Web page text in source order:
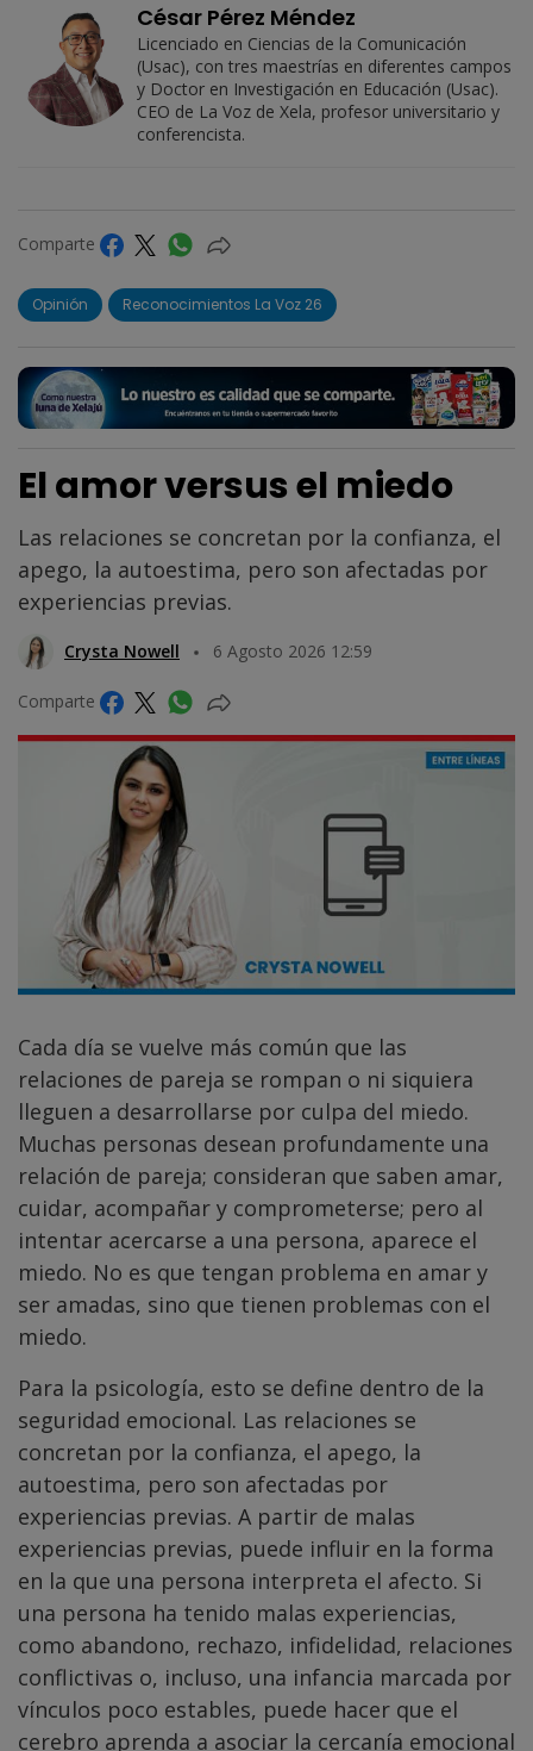
César Pérez Méndez
Licenciado en Ciencias de la Comunicación
(Usac), con tres maestrías en diferentes campos
y Doctor en Investigación en Educación (Usac).
CEO de La Voz de Xela, profesor universitario y
conferencista.
Comparte
Opinión Reconocimientos La Voz 26
El amor versus el miedo
Las relaciones se concretan por la confianza, el
apego, la autoestima, pero son afectadas por
experiencias previas.
Crysta Nowell 6 Agosto 2026 12:59
Comparte
Cada día se vuelve más común que las
relaciones de pareja se rompan o ni siquiera
lleguen a desarrollarse por culpa del miedo.
Muchas personas desean profundamente una
relación de pareja; consideran que saben amar,
cuidar, acompañar y comprometerse; pero al
intentar acercarse a una persona, aparece el
miedo. No es que tengan problema en amar y
ser amadas, sino que tienen problemas con el
miedo.
Para la psicología, esto se define dentro de la
seguridad emocional. Las relaciones se
concretan por la confianza, el apego, la
autoestima, pero son afectadas por
experiencias previas. A partir de malas
experiencias previas, puede influir en la forma
en la que una persona interpreta el afecto. Si
una persona ha tenido malas experiencias,
como abandono, rechazo, infidelidad, relaciones
conflictivas o, incluso, una infancia marcada por
vínculos poco estables, puede hacer que el
cerebro aprenda a asociar la cercanía emocional